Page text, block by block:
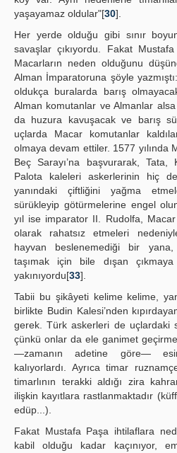
yaşayamaz oldular"[30].
Her yerde olduğu gibi sınır
savaşlar çıkıyordu. Fakat
Macarların neden olduğunu
Alman İmparatoruna şöyle
oldukça buralarda barış
Alman komutanlar ve Almanlar
da huzura kavuşacak ve barış
uçlarda Macar komutanlar
olmaya devam ettiler. 1577 yılında
Beç Sarayı’na başvurarak,
Palota kaleleri askerlerinin hiç
yanındaki çiftliğini yağma
sürükleyip götürmelerine engel
yıl ise imparator II. Rudolfa,
olarak rahatsız etmeleri
hayvan beslenemediği bir
taşımak için bile dışan
yakınıyordu[33].
Tabii bu şikâyeti kelime kelime,
birlikte Budin Kalesi’nden
gerek. Türk askerleri de uçlardaki
çünkü onlar da ele ganimet
—zamanın adetine göre—
kalıyorlardı. Ayrıca timar
timarlının terakki aldığı zira
ilişkin kayıtlara rastlanmaktadır
edüp...).
Fakat Mustafa Paşa ihtilaflara
kabil olduğu kadar kaçınıyor,